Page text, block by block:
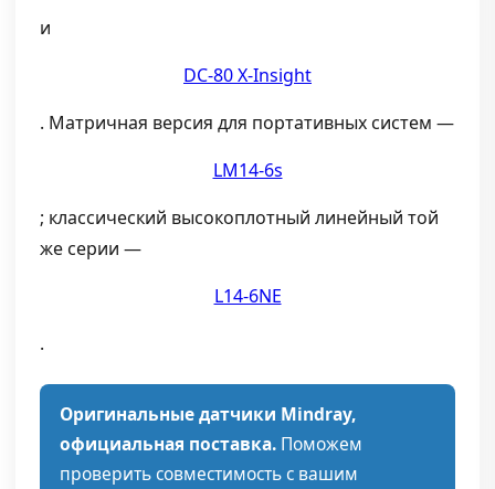
и
DC-80 X-Insight
. Матричная версия для портативных систем —
LM14-6s
; классический высокоплотный линейный той
же серии —
L14-6NE
.
Оригинальные датчики Mindray,
официальная поставка. Поможем
проверить совместимость с вашим